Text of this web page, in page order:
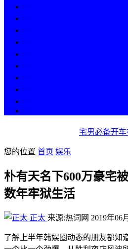
宅男必备开
您的位置 首页 娱乐
朴有天名下600万豪宅
数年牢狱生活
正太 来源:热词网 2019年06
了解上半年韩娱圈动态的朋友都知